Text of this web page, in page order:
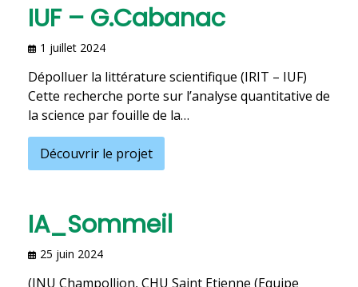
IUF – G.Cabanac
1 juillet 2024
Dépolluer la littérature scientifique (IRIT – IUF)
Cette recherche porte sur l’analyse quantitative de
la science par fouille de la…
Découvrir le projet
IA_Sommeil
25 juin 2024
(INU Champollion, CHU Saint Etienne (Equipe